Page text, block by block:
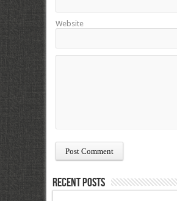
Website
Recent Posts